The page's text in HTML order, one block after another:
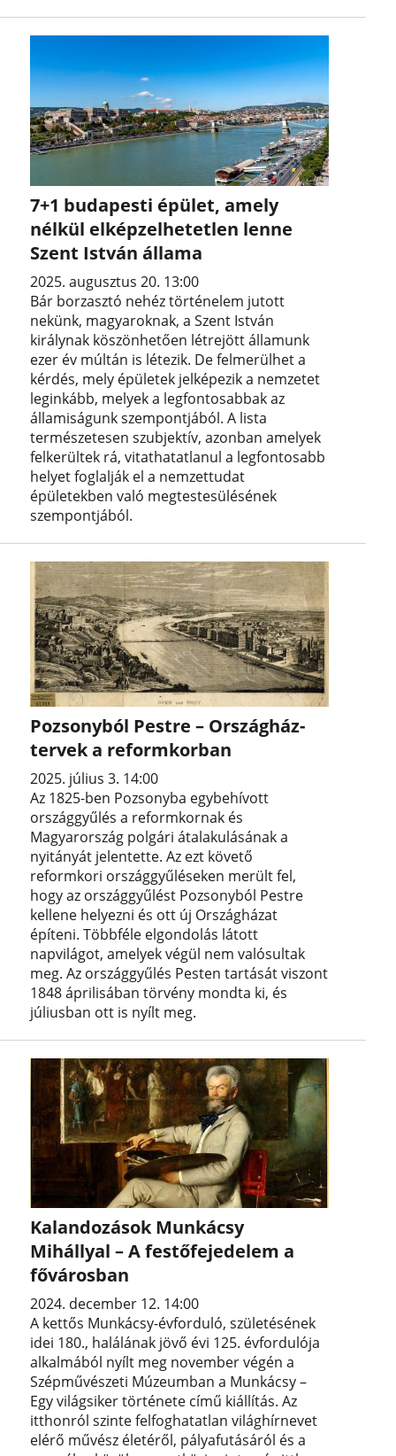
7+1 budapesti épület, amely
nélkül elképzelhetetlen lenne
Szent István állama
2025. augusztus 20. 13:00
Bár borzasztó nehéz történelem jutott
nekünk, magyaroknak, a Szent István
királynak köszönhetően létrejött államunk
ezer év múltán is létezik. De felmerülhet a
kérdés, mely épületek jelképezik a nemzetet
leginkább, melyek a legfontosabbak az
államiságunk szempontjából. A lista
természetesen szubjektív, azonban amelyek
felkerültek rá, vitathatatlanul a legfontosabb
helyet foglalják el a nemzettudat
épületekben való megtestesülésének
szempontjából.
Pozsonyból Pestre – Országház-
tervek a reformkorban
2025. július 3. 14:00
Az 1825-ben Pozsonyba egybehívott
országgyűlés a reformkornak és
Magyarország polgári átalakulásának a
nyitányát jelentette. Az ezt követő
reformkori országgyűléseken merült fel,
hogy az országgyűlést Pozsonyból Pestre
kellene helyezni és ott új Országházat
építeni. Többféle elgondolás látott
napvilágot, amelyek végül nem valósultak
meg. Az országgyűlés Pesten tartását viszont
1848 áprilisában törvény mondta ki, és
júliusban ott is nyílt meg.
Kalandozások Munkácsy
Mihállyal – A festőfejedelem a
fővárosban
2024. december 12. 14:00
A kettős Munkácsy-évforduló, születésének
idei 180., halálának jövő évi 125. évfordulója
alkalmából nyílt meg november végén a
Szépművészeti Múzeumban a Munkácsy –
Egy világsiker története című kiállítás. Az
itthonról szinte felfoghatatlan világhírnevet
elérő művész életéről, pályafutásáról és a